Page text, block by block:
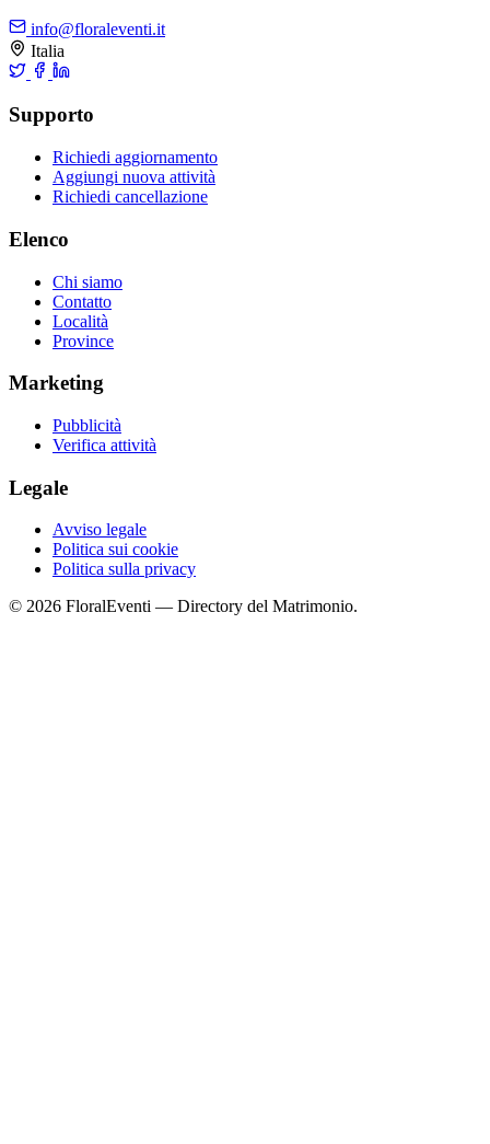
info@floraleventi.it
Italia
Supporto
Richiedi aggiornamento
Aggiungi nuova attività
Richiedi cancellazione
Elenco
Chi siamo
Contatto
Località
Province
Marketing
Pubblicità
Verifica attività
Legale
Avviso legale
Politica sui cookie
Politica sulla privacy
© 2026 FloralEventi — Directory del Matrimonio.